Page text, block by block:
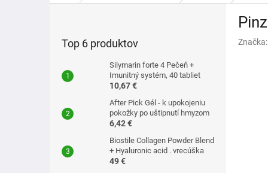
Top 6 produktov
Silymarin forte 4 Pečeň +
Imunitný systém, 40 tabliet
10,67 €
After Pick Gél - k upokojeniu
pokožky po uštipnutí hmyzom
6,42 €
Biostile Collagen Powder Blend
+ Hyaluronic acid . vrecúška
49 €
Značka: